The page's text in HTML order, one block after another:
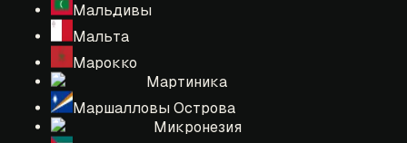
Мальдивы
Мальта
Марокко
Мартиника
Маршалловы Острова
Микронезия